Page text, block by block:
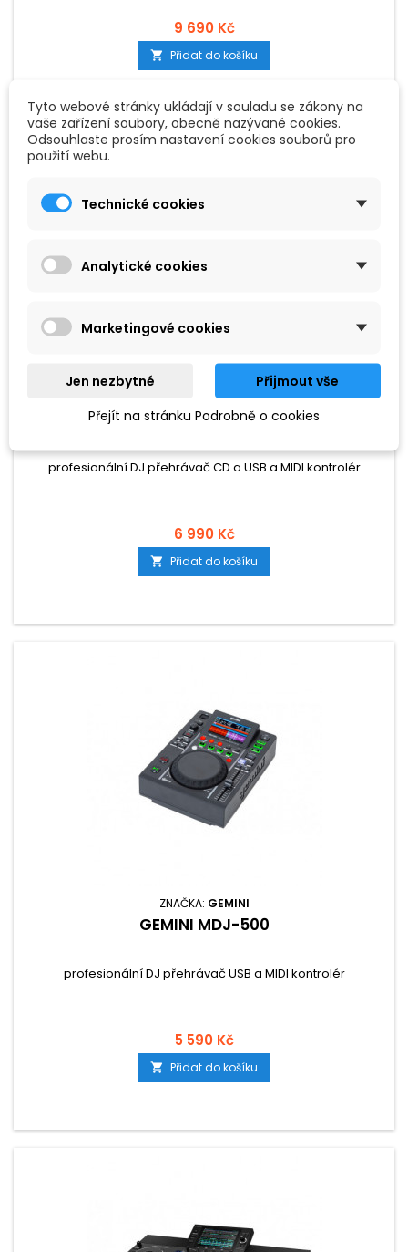
9 690 Kč
 Přidat do košíku
GEMINI
GEMINI MDJ-600
profesionální DJ přehrávač CD a USB a MIDI kontrolér
6 990 Kč
 Přidat do košíku
ZNAČKA: GEMINI
GEMINI MDJ-500
profesionální DJ přehrávač USB a MIDI kontrolér
5 590 Kč
 Přidat do košíku
Tyto webové stránky ukládají v souladu se zákony na
vaše zařízení soubory, obecně nazývané cookies.
Odsouhlaste prosím nastavení cookies souborů pro
použití webu.
Technické cookies
Analytické cookies
Marketingové cookies
Jen nezbytné
Přijmout vše
Přejít na stránku Podrobně o cookies